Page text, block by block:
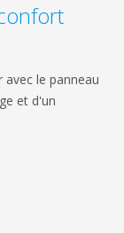
le panneau
et d'un